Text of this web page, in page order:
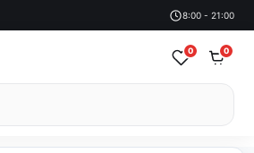
8:00 - 21:00
0 0